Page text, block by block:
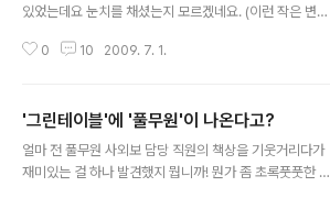
있었는데요 눈치를 채셨는지 모르겠네요. (이런 작은 변화
ㅎㅎ) 카테고리 메뉴 바로 아래 새롭게 등장한 검색창이 그
있었는데요, 저 풀반장의 끊임없는 노력으로 검색창을 붙
였답니다. 험험 (실은, 풀반장이 했다기보단, 기술팀을 달달
볶아 해냈다는ㅎㅎ) 포탈사이트 블로그였다면 클릭 몇번으
0 10 2009. 7. 1.
'그린테이블'에 '풀무원'이 나온다고?
얼마 전 풀무원 사외보 담당 직원의 책상을 기웃거리다가
재미있는 걸 하나 발견했지 뭡니까! 뭔가 좀 초록풋풋한 표